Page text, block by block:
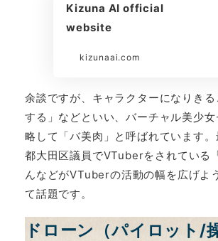
Kizuna AI official
website
kizunaai.com
余談ですが、キャラクターになりき
する」などといい、バーチャル美少
略して「バ美肉」と呼ばれています
都大田区議員でVTuberをされている
んなどがVTuberの活動の幅を広げよ
て話題です。
ドローン（パイロット/